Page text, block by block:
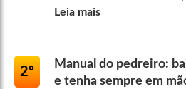
Leia mais
2º
Manual do pedreiro:
e tenha sempre em